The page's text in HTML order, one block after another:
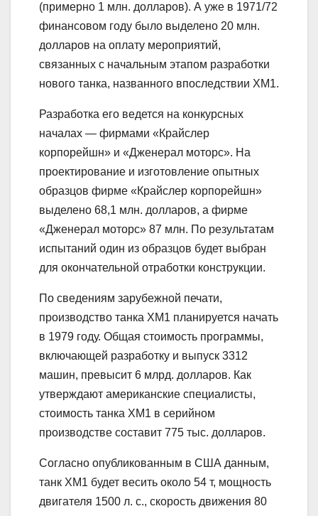
(примерно 1 млн. долларов). А уже в 1971/72
финансовом году было выделено 20 млн.
долларов на оплату мероприятий,
связанных с начальным этапом разработки
нового танка, названного впоследствии XM1.
Разработка его ведется на конкурсных
началах — фирмами «Крайслер
корпорейшн» и «Дженерал моторс». На
проектирование и изготовление опытных
образцов фирме «Крайслер корпорейшн»
выделено 68,1 млн. долларов, а фирме
«Дженерал моторс» 87 млн. По результатам
испытаний один из образцов будет выбран
для окончательной отработки конструкции.
По сведениям зарубежной печати,
производство танка ХМ1 планируется начать
в 1979 году. Общая стоимость программы,
включающей разработку и выпуск 3312
машин, превысит 6 млрд. долларов. Как
утверждают американские специалисты,
стоимость танка ХМ1 в серийном
производстве составит 775 тыс. долларов.
Согласно опубликованным в США данным,
танк ХМ1 будет весить около 54 т, мощность
двигателя 1500 л. с., скорость движения 80